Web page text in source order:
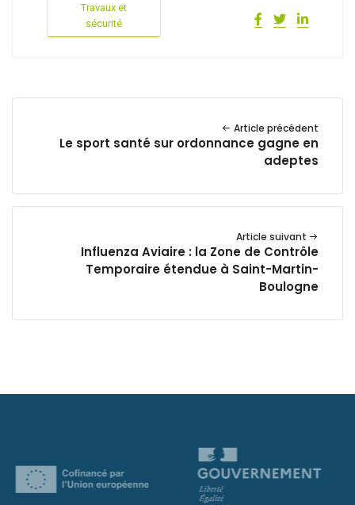
Travaux et
sécurité
Article précédent
Le sport santé sur ordonnance gagne en
adeptes
Article suivant
Influenza Aviaire : la Zone de Contrôle
Temporaire étendue à Saint-Martin-
Boulogne